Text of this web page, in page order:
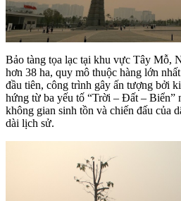
Bảo tàng tọa lạc tại khu vực Tây Mỗ,
hơn 38 ha, quy mô thuộc hàng lớn
đầu tiên, công trình gây ấn tượng bởi
hứng từ ba yếu tố “Trời – Đất – Biển”
không gian sinh tồn và chiến đấu của
dài lịch sử.